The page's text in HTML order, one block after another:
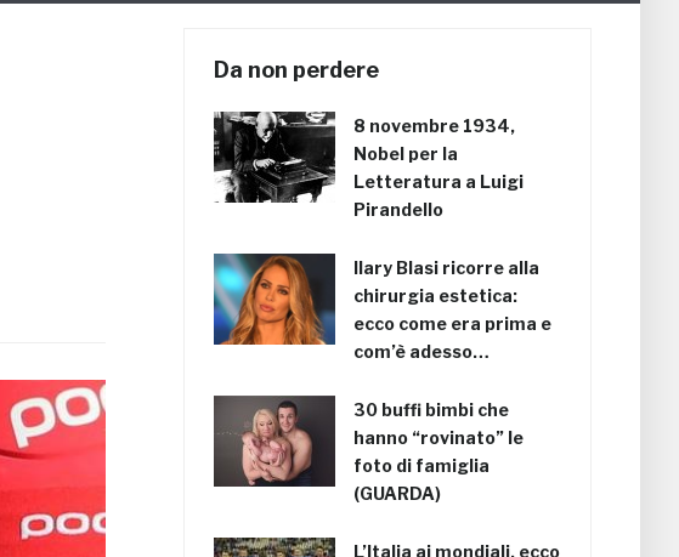
Da non perdere
8 novembre 1934,
Nobel per la
Letteratura a Luigi
Pirandello
Ilary Blasi ricorre alla
chirurgia estetica:
ecco come era prima e
com’è adesso…
30 buffi bimbi che
hanno “rovinato” le
foto di famiglia
(GUARDA)
L’Italia ai mondiali, ecco